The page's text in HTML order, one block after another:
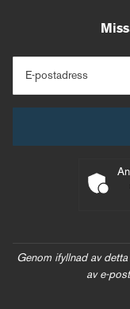
E-postadress
Genom ifyllnad av
av e-